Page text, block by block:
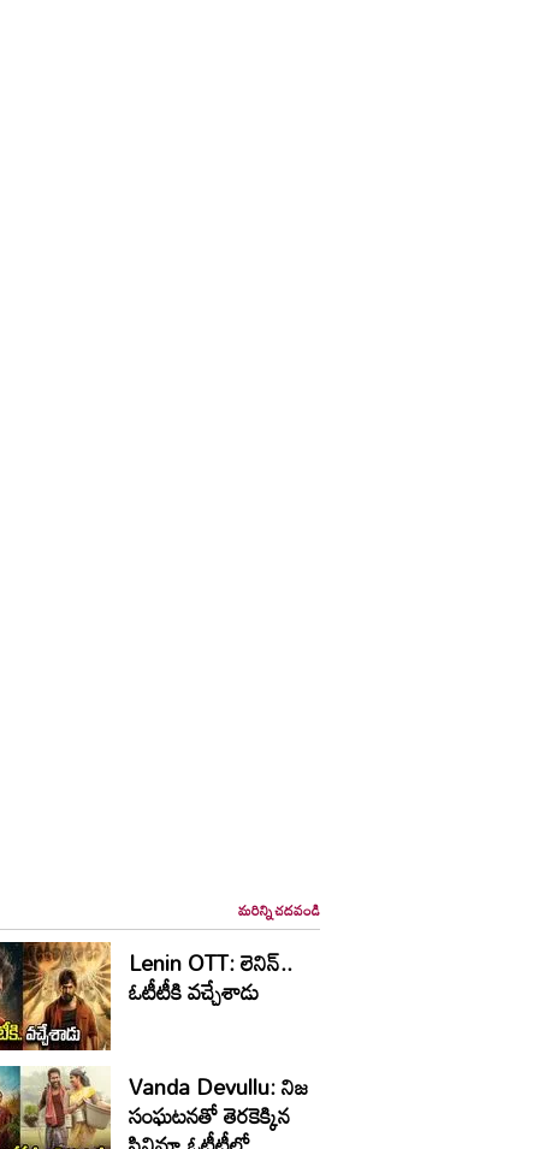
మరిన్ని చదవండి
Lenin OTT: లెనిన్..
ఓటీటీకి వ‌చ్చేశాడు
Vanda Devullu: నిజ
సంఘటనతో తెరకెక్కిన